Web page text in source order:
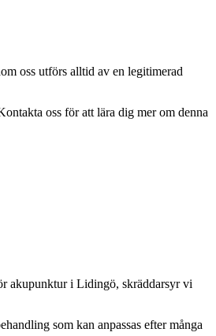
oss utförs alltid av en legitimerad
oss för att lära dig mer om denna
akupunkturi Lidingö, skräddarsyr vi
som kan anpassas efter många